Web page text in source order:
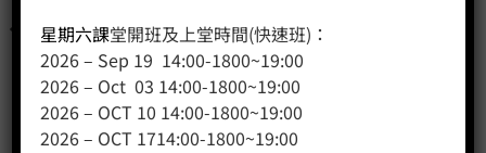
星期六課堂開班及上堂時間(快速班)：
2026 – Sep 19 14:00-1800~19:00
2026 – Oct 03 14:00-1800~19:00
2026 – OCT 10 14:00-1800~19:00
2026 – OCT 1714:00-1800~19:00